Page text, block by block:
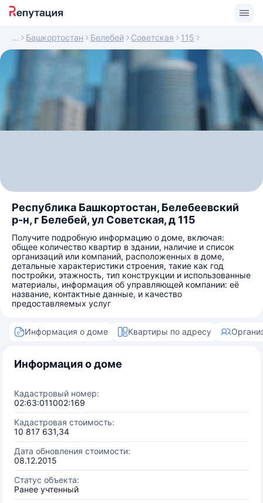
Башкортостан Белебей Советская 115
Республика Башкортостан, Белебеевский
р-н, г Белебей, ул Советская, д 115
Получите подробную информацию о доме, включая:
общее количество квартир в здании, наличие и список
организаций или компаний, расположенных в доме,
детальные характеристики строения, такие как год
постройки, этажность, тип конструкции и использованные
материалы, информация об управляющей компании: её
название, контактные данные, и качество
предоставляемых услуг
Информация о доме Квартиры по адресу
Информация о доме
Кадастровый номер:
02:63:011002:169
Кадастровая стоимость:
10 817 631,34
Дата обновления стоимости:
08.12.2015
Статус объекта:
Ранее учтенный